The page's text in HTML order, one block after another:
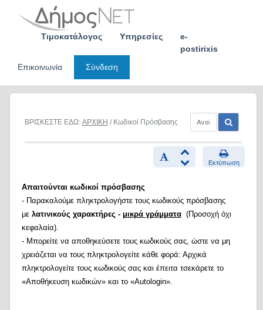
Τιμοκατάλογος Υπηρεσίες
e-
postirixis
Επικοινωνία
Σύνδεση
ΒΡΙΣΚΕΣΤΕ ΕΔΩ: ΑΡΧΙΚΗ / Κωδικοί Πρόσβασης
Εκτύπωση
Απαιτούνται κωδικοί πρόσβασης
- Παρακαλούμε πληκτρολογήστε τους κωδικούς πρόσβασης
με λατινικούς χαρακτήρες - μικρά γράμματα(Προσοχή όχι
κεφαλαία).
- Μπορείτε να αποθηκεύσετε τους κωδικούς σας, ώστε να μη
χρειάζεται να τους πληκτρολογείτε κάθε φορά: Αρχικά
πληκτρολογείτε τους κωδικούς σας και έπειτα τσεκάρετε το
«Αποθήκευση κωδικών» και το «Autologin».